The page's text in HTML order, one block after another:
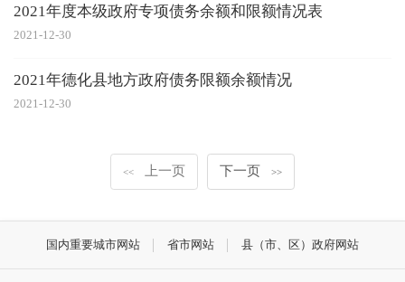
2021年度本级政府专项债务余额和限额情况表
2021-12-30
2021年德化县地方政府债务限额余额情况
2021-12-30
<< 上一页 下一页 >>
国内重要城市网站 省市网站 县（市、区）政府网站